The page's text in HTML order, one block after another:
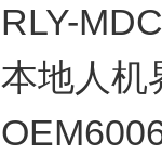
RLY-
本地人机